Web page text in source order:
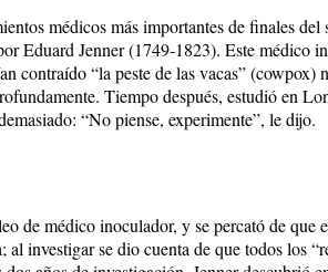
médicos más importantes de finales
Eduard Jenner (1749-1823). Este médico
contraído “la peste de las vacas”
Tiempo después, estudió en
“No piense, experimente”, le dijo.
de médico inoculador, y se percató de que
al investigar se dio cuenta de que todos los